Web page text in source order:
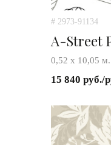
# 2973-91134
A-Street
0,52 х 10,05 м.
15 840 руб./